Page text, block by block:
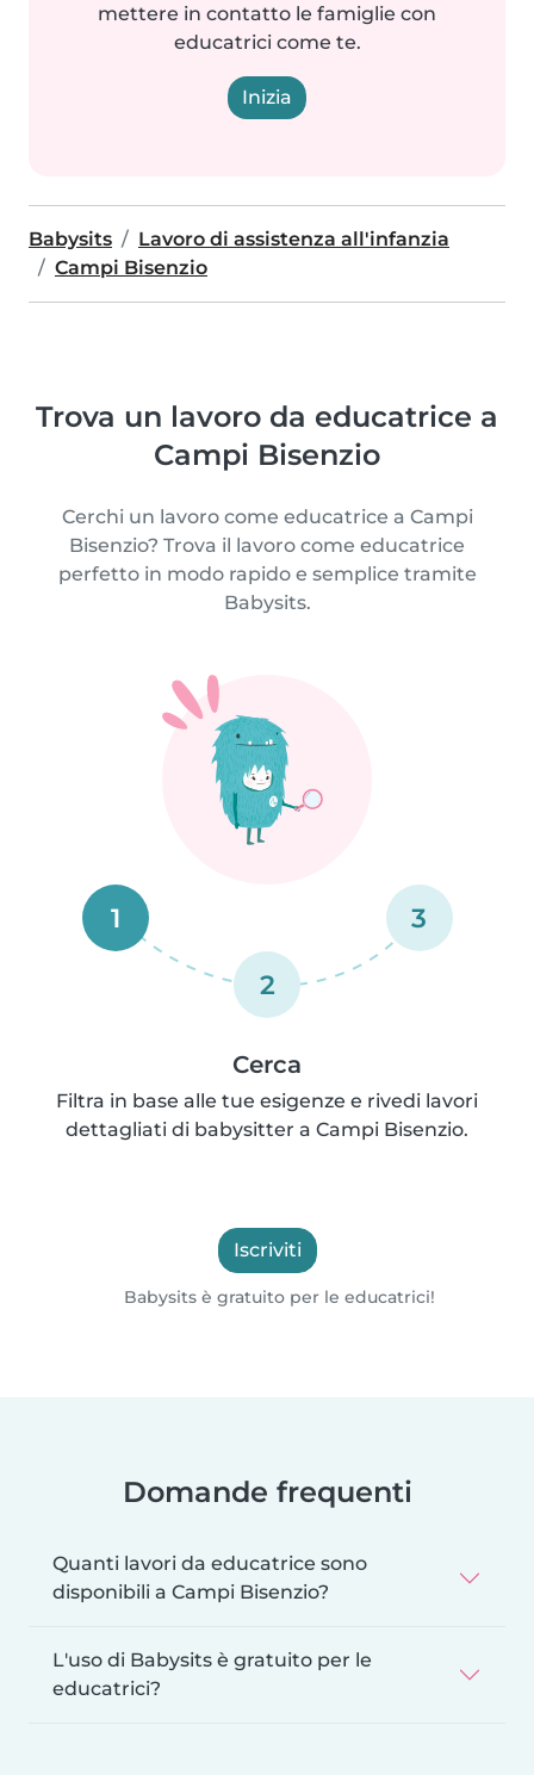
mettere in contatto le famiglie con
educatrici come te.
Inizia
Babysits
Lavoro di assistenza all'infanzia
Campi Bisenzio
Trova un lavoro da educatrice a
Campi Bisenzio
Cerchi un lavoro come educatrice a Campi
Bisenzio? Trova il lavoro come educatrice
perfetto in modo rapido e semplice tramite
Babysits.
1
2
3
Cerca
Filtra in base alle tue esigenze e rivedi lavori
dettagliati di babysitter a Campi Bisenzio.
Iscriviti
Babysits è gratuito per le educatrici!
Domande frequenti
Quanti lavori da educatrice sono
disponibili a Campi Bisenzio?
L'uso di Babysits è gratuito per le
educatrici?